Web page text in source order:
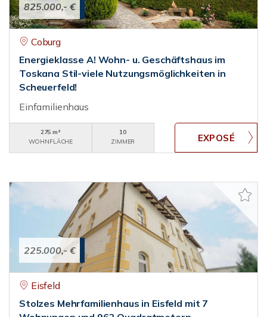
825.000,- €
Coburg
Energieklasse A! Wohn- u. Geschäftshaus im
Toskana Stil-viele Nutzungsmöglichkeiten in
Scheuerfeld!
Einfamilienhaus
275 m²
WOHNFLÄCHE
10
ZIMMER
225.000,- €
Eisfeld
Stolzes Mehrfamilienhaus in Eisfeld mit 7